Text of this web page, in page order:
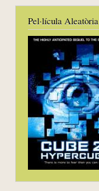
Pel·lícula Aleatòria